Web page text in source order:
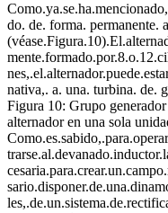
do. de. forma. permanente.
nativa,. a. una. turbina. de.
Figura 10: Grupo
alternador en una sola